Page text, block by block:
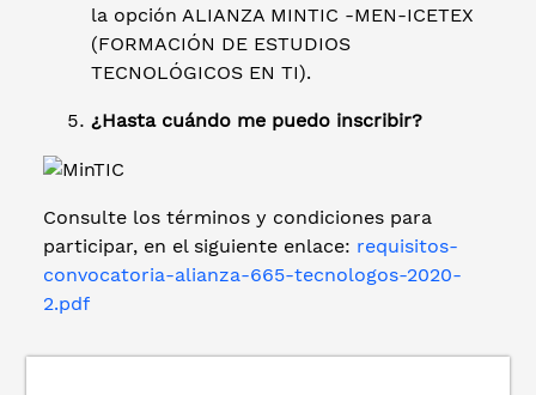
la opción ALIANZA MINTIC -MEN-ICETEX
(FORMACIÓN DE ESTUDIOS
TECNOLÓGICOS EN TI).
¿Hasta cuándo me puedo inscribir?
Consulte los términos y condiciones para
participar, en el siguiente enlace: requisitos-
convocatoria-alianza-665-tecnologos-2020-
2.pdf